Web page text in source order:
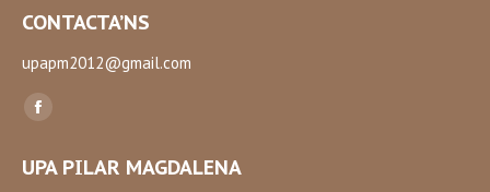
CONTACTA’NS
upapm2012@gmail.com
Find us on:
Facebook
opens
UPA PILAR MAGDALENA